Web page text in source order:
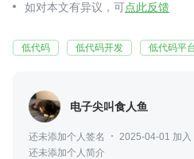
如对本文有异议，可点此反馈
低代码 低代码开发 低代码平
电子尖叫食人鱼
还未添加个人签名
2025-04-01 加入
还未添加个人简介